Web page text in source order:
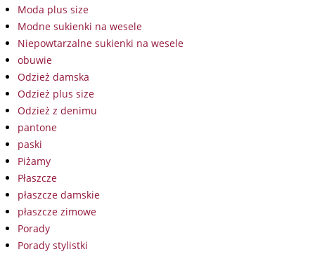
Moda plus size
Modne sukienki na wesele
Niepowtarzalne sukienki na wesele
obuwie
Odzież damska
Odzież plus size
Odzież z denimu
pantone
paski
Piżamy
Płaszcze
płaszcze damskie
płaszcze zimowe
Porady
Porady stylistki